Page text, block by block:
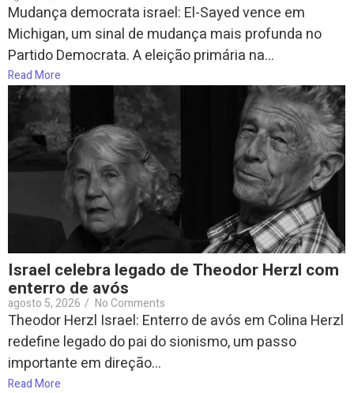
Mudança democrata israel: El-Sayed vence em
Michigan, um sinal de mudança mais profunda no
Partido Democrata. A eleição primária na...
Read More
Israel celebra legado de Theodor Herzl com
enterro de avós
agosto 5, 2026 / No Comments
Theodor Herzl Israel: Enterro de avós em Colina Herzl
redefine legado do pai do sionismo, um passo
importante em direção...
Read More